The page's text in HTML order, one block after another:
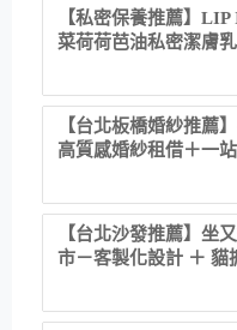
【私密保養推薦】
菜荷荷芭油私密潔膚
【台北板橋婚紗推薦
高質感婚紗租借＋一
【台北沙發推薦】坐
市－客製化設計 ＋ 貓
直營直銷、價格透明